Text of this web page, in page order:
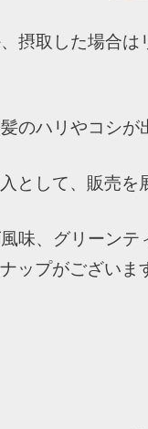
摂取した場合
のハリやコシが
として、販売を
味、グリーン
ップがございま